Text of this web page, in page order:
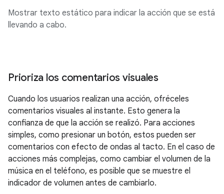
Mostrar texto estático para indicar la acción que se está
llevando a cabo.
Prioriza los comentarios visuales
Cuando los usuarios realizan una acción, ofréceles
comentarios visuales al instante. Esto genera la
confianza de que la acción se realizó. Para acciones
simples, como presionar un botón, estos pueden ser
comentarios con efecto de ondas al tacto. En el caso de
acciones más complejas, como cambiar el volumen de la
música en el teléfono, es posible que se muestre el
indicador de volumen antes de cambiarlo.